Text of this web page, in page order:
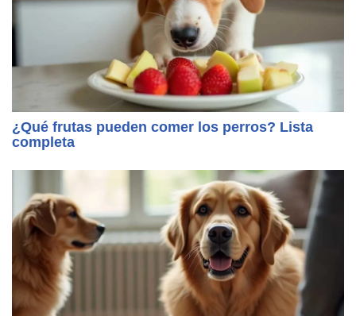
¿Qué frutas pueden comer los perros? Lista
completa